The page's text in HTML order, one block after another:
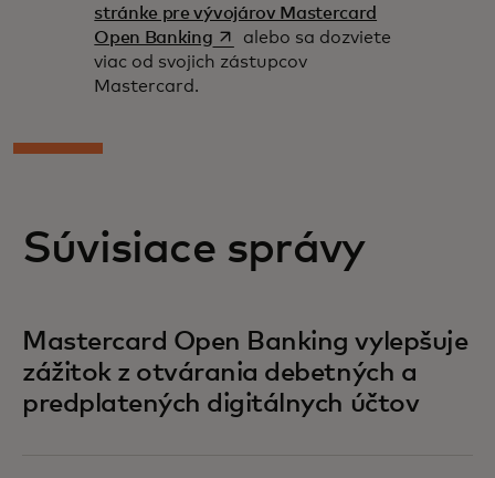
stránke pre vývojárov Mastercard
Open Bankingopens in a new tab
alebo sa dozviete
viac od svojich zástupcov
Mastercard.
Súvisiace správy
Mastercard Open Banking vylepšuje
zážitok z otvárania debetných a
predplatených digitálnych účtov